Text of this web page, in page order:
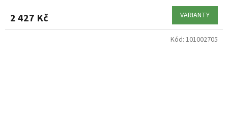
2 427 Kč VARIANTY
Kód: 101002705